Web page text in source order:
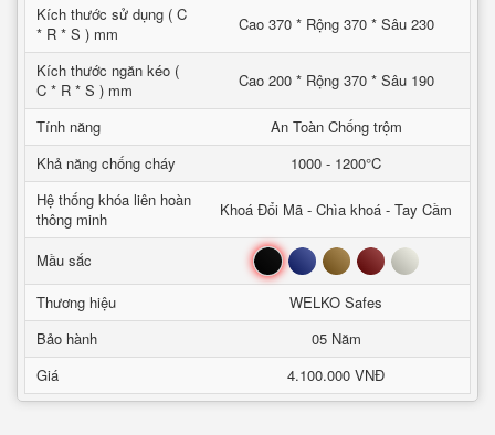
Kích thước sử dụng ( C
* R * S ) mm
Cao 370 * Rộng 370 * Sâu 230
Kích thước ngăn kéo (
C * R * S ) mm
Cao 200 * Rộng 370 * Sâu 190
Tính năng
An Toàn Chống trộm
Khả năng chống cháy
1000 - 1200°C
Hệ thống khóa liên hoàn
thông minh
Khoá Đổi Mã - Chìa khoá - Tay Cầm
Mầu sắc Đen Xanh Nâu Đỏ Trắng
Thương hiệu
WELKO Safes
Bảo hành
05 Năm
Giá
4.100.000 VNĐ